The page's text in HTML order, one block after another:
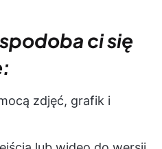
ci się
zdjęć, grafik i